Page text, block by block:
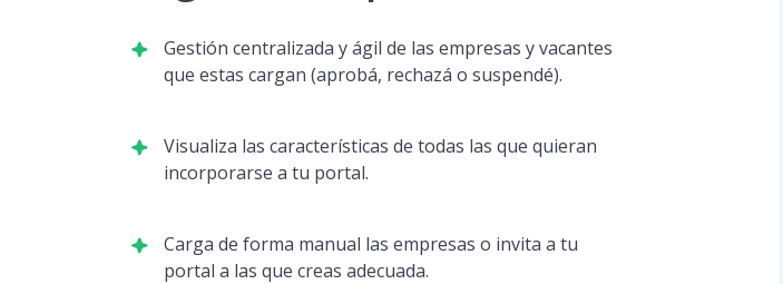
Gestión centralizada y ágil de las empresas y vacantes
que estas cargan (aprobá, rechazá o suspendé).
Visualiza las características de todas las que quieran
incorporarse a tu portal.
Carga de forma manual las empresas o invita a tu
portal a las que creas adecuada.